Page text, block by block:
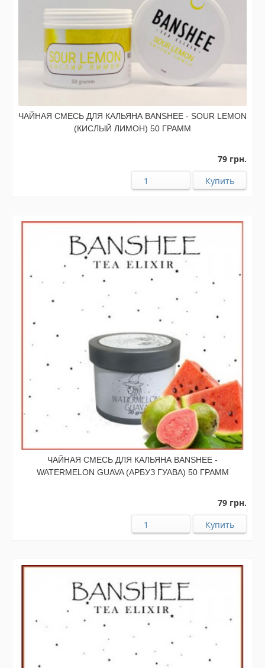
ЧАЙНАЯ СМЕСЬ ДЛЯ КАЛЬЯНА BANSHEE - SOUR LEMON
(КИСЛЫЙ ЛИМОН) 50 ГРАММ
79 грн.
ЧАЙНАЯ СМЕСЬ ДЛЯ КАЛЬЯНА BANSHEE -
WATERMELON GUAVA (АРБУЗ ГУАВА) 50 ГРАММ
79 грн.